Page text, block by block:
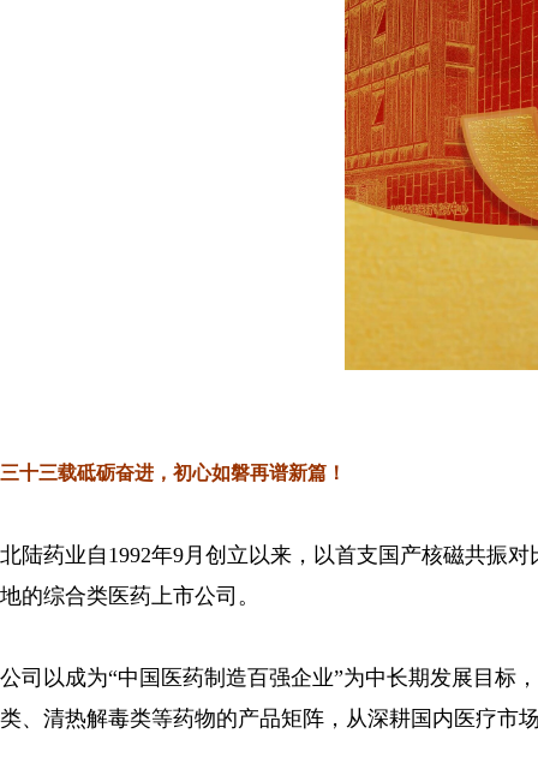
三十三载砥砺奋进，初心如磐再谱新篇！
北陆药业自1992年9月创立以来，以首支国产核磁共振对
地的综合类医药上市公司。
公司以成为“中国医药制造百强企业”为中长期发展目标
类、清热解毒类等药物的产品矩阵，从深耕国内医疗市